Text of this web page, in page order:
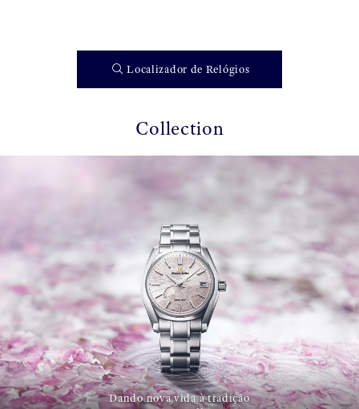
Localizador de Relógios
Collection
Dando nova vida à tradição